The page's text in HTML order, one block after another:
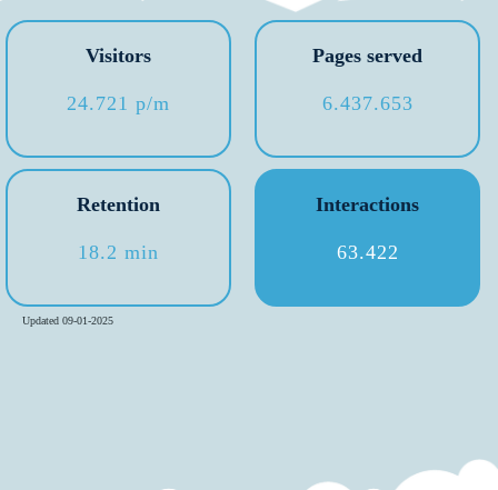
Visitors
24.721 p/m
Pages served
6.437.653
Retention
18.2 min
Interactions
63.422
Updated 09-01-2025